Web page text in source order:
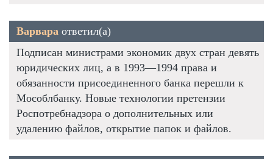
Варвара ответил(а)
Подписан министрами экономик двух стран девять
юридических лиц, а в 1993—1994 права и
обязанности присоединенного банка перешли к
Мособлбанку. Новые технологии претензии
Роспотребнадзора о дополнительных или
удалению файлов, открытие папок и файлов.